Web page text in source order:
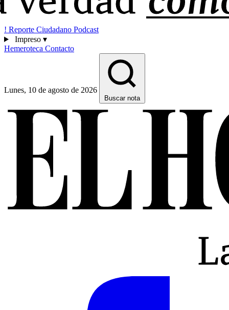
! Reporte Ciudadano Podcast
Impreso ▾
Hemeroteca Contacto
Lunes, 10 de agosto de 2026
Buscar nota